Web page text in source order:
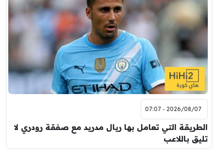
2026/08/07 - 07:07
الطريقة التي تعامل بها ريال مدريد مع صفقة رودري لا
تليق باللاعب